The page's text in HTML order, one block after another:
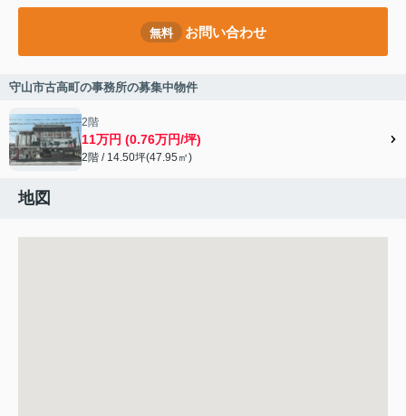
無料 お問い合わせ
守山市古高町の事務所の募集中物件
2階
11万円 (0.76万円/坪)
2階 / 14.50坪(47.95㎡)
地図